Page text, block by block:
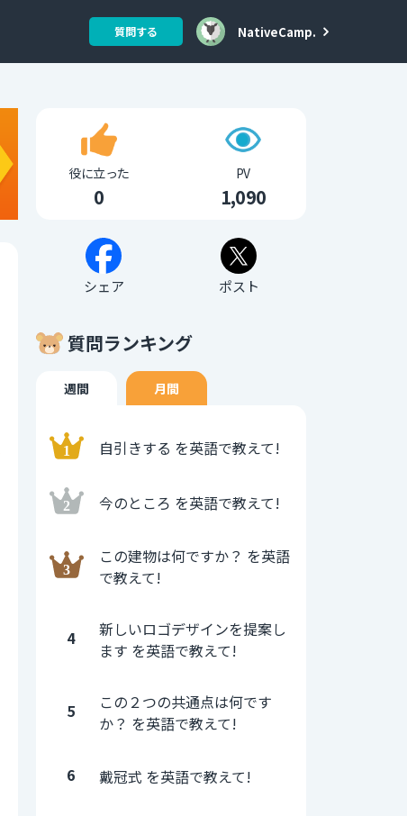
質問する NativeCamp.
役に立った
0
PV
1,090
シェア ポスト
質問ランキング
週間 月間
自引きする を英語で教えて!
今のところ を英語で教えて!
この建物は何ですか？ を英語
で教えて!
4
新しいロゴデザインを提案し
ます を英語で教えて!
5
この２つの共通点は何です
か？ を英語で教えて!
6 戴冠式 を英語で教えて!